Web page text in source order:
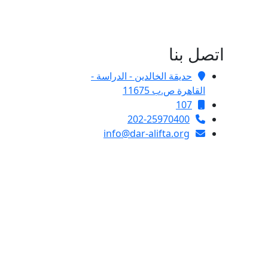
اتصل بنا
حديقة الخالدين - الدراسة -
القاهرة ص.ب 11675
107
202-25970400
info@dar-alifta.org